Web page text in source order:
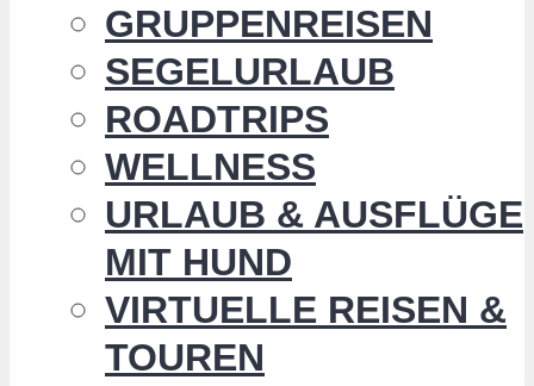
GRUPPENREISEN
SEGELURLAUB
ROADTRIPS
WELLNESS
URLAUB & AUSFLÜGE
MIT HUND
VIRTUELLE REISEN &
TOUREN